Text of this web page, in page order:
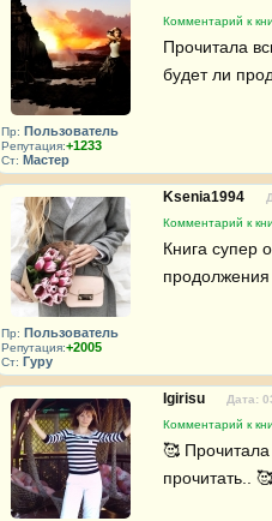
Пр: Пользователь
Репутация:+1233
Ст: Мастер
Комментарий к
Прочитала
будет ли
Пр: Пользователь
Репутация:+2005
Ст: Гуру
Ksenia1994
Комментарий к
Книга супер
Igirisu
Дата:
Комментарий к
🥰
прочитать..